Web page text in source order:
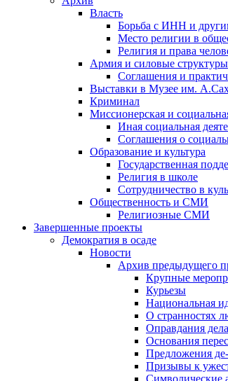
Власть
Борьба с ИНН и
Место религии в
Религия и права
Армия и силовые структуры
Соглашения и
Выставки в Музее им.
Криминал
Миссионерская и
Иная социальная
Соглашения о
Образование и культура
Государственная
Религия в школе
Сотрудничество в
Общественность и СМИ
Религиозные СМИ
Завершенные проекты
Демократия в осаде
Новости
Архив предыдущего
Крупные
Курьезы
Национальная
О странностях
Оправдания
Основания
Предложения
Призывы к